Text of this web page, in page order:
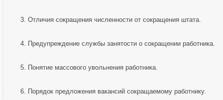
Отличия сокращения численности от сокращения штата.
Предупреждение службы занятости о сокращении работника.
Понятие массового увольнения работника.
Порядок предложения вакансий сокращаемому работнику.